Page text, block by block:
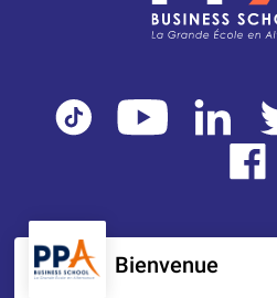
Mentions légales
Bienvenue